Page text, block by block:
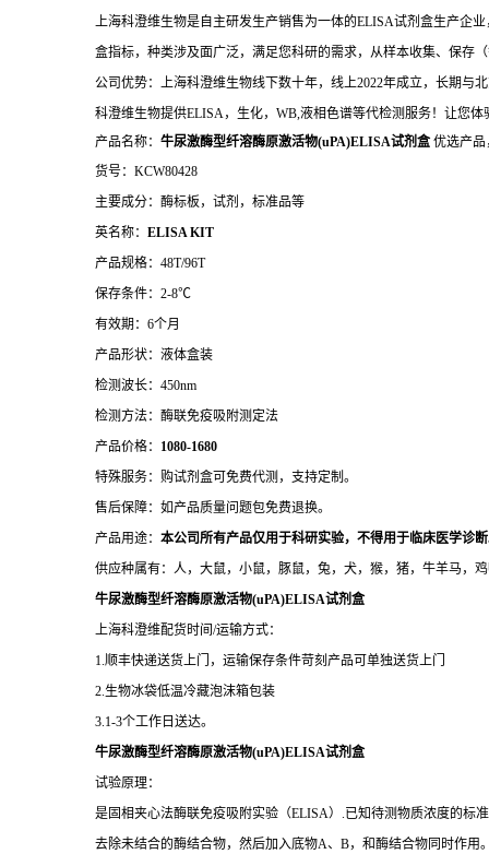
上海科澄维生物是自主研发生产销售为一体的ELISA试剂盒生产企
盒指标，种类涉及面广泛，满足您科研的需求，从样本收集、保存
公司优势：上海科澄维生物线下数十年，线上2022年成立，长期与
科澄维生物提供ELISA，生化，WB,液相色谱等代检测服务！让您体
产品名称： 牛尿激酶型纤溶酶原激活物(uPA)ELISA试剂盒 优选产品
货号：KCW80428
主要成分：酶标板，试剂，标准品等
英名称： ELISA KIT
产品规格：48T/96T
保存条件：2-8℃
有效期：6个月
产品形状：液体盒装
检测波长：450nm
检测方法：酶联免疫吸附测定法
产品价格： 1080-1680
特殊服务：购试剂盒可免费代测，支持定制。
售后保障：如产品质量问题包免费退换。
产品用途： 本公司所有产品仅用于科研实验，不得用于临床医学诊断
供应种属有：人，大鼠，小鼠，豚鼠，兔，犬，猴，猪，牛羊马，
牛尿激酶型纤溶酶原激活物(uPA)ELISA试剂盒
上海科澄维配货时间/运输方式：
1.顺丰快递送货上门，运输保存条件苛刻产品可单独送货上门
2.生物冰袋低温冷藏泡沫箱包装
3.1-3个工作日送达。
牛尿激酶型纤溶酶原激活物(uPA)ELISA试剂盒
试验原理：
是固相夹心法酶联免疫吸附实验（ELISA）.已知待测物质浓度的标
去除未结合的酶结合物，然后加入底物A、B，和酶结合物同时作